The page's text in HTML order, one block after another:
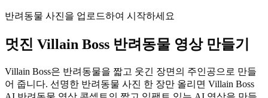
반려동물 사진을 업로드하여 시작하세요
멋진 Villain Boss 반려동물 영상 만들기
Villain Boss은 반려동물을 짧고 웃긴 장면의 주인공으로 만들
어 줍니다. 선명한 반려동물 사진 한 장만 올리면 Villain Boss